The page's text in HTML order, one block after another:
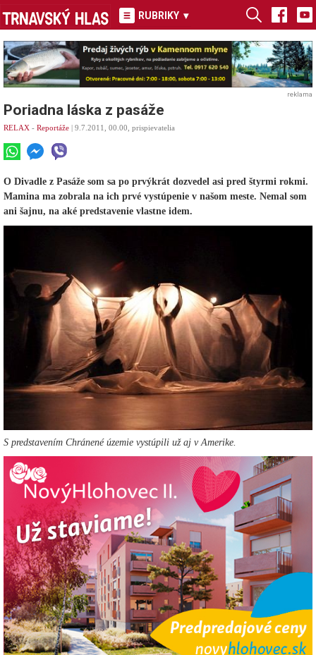
RUBRIKY ▾
reklama
Poriadna láska z pasáže
RELAX - Reportáže | 9.7.2011, 00.00, prispievatelia
O Divadle z Pasáže som sa po prvýkrát dozvedel asi pred štyrmi rokmi.
Mamina ma zobrala na ich prvé vystúpenie v našom meste. Nemal som
ani šajnu, na aké predstavenie vlastne idem.
S predstavením Chránené územie vystúpili už aj v Amerike.